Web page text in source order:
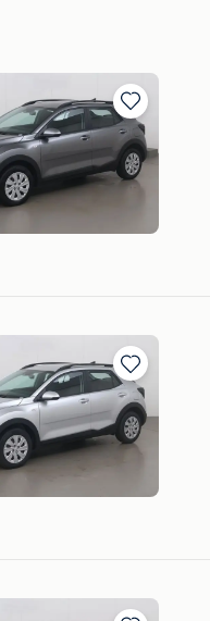
Bewaren
in
Mijn
Favorieten
Bewaren
in
Mijn
Favorieten